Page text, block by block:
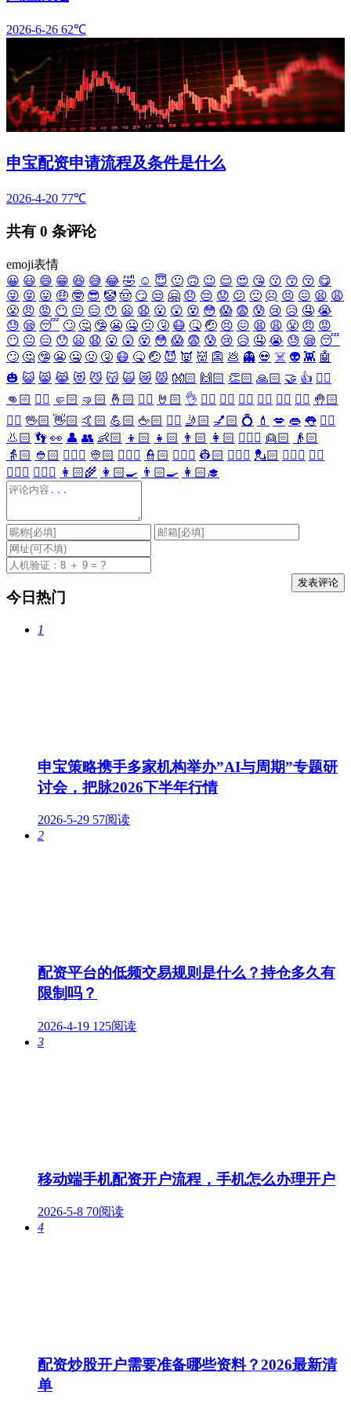
2026-6-26 62℃
申宝配资申请流程及条件是什么
2026-4-20 77℃
共有 0 条评论
emoji表情
😀 😃 😄 😁 😆 😅 😂 🤣 ☺️ 😇 🙂 🙃 😉 😌 😍 😘 😗 😙 😚 😋
😜 😝 😛 🤑 🤓 😎 🤡 🤠 😏 😒 🤗 😞 😔 😟 😕 🙁 ☹️ 😣 😖 😫 😩
😤 😠 😡 😶 😐 😑 😯 😦 😧 😮 😲 😵 😳 😱 😨 😰 😢 😥 🤤 😭
😓 😪 😴 🙄 🤔 🤥 😬 🤐 🤢 🤧 😷 🤒 🤕 😣 😖 😫 😩 😤 😠 😡
😶 😐 😑 😯 😦 😧 😮 😲 😵 😳 😱 😨 😰 😢 😥 🤤 😭 😓 😪 😴
🙄 🤔 🤥 😬 🤐 🤢 🤧 😷 🤒 🤕 😈 👿 👹 👺 💩 👻 💀 ☠️ 👽 👾 🤖
🎃 😺 😸 😹 😻 😼 😽 🙀 😿 😾 👐🏻 🙌🏻 👏🏻 🙏🏻 🤝 👍 👎🏻
👊🏻 ✊🏻 🤛🏻 🤜🏻 🤞🏻 ✌🏻 🤘🏻 👌 👈🏻 👉🏻 👆🏻 👇🏻 ☝🏻 ✋🏻 🤚🏻
🖐🏻 🖖🏻 👋🏻 🤙🏻 💪🏻 🖕🏻 ✍🏻 🤳🏻 💅🏻 💍 💄 💋 👄 👅 👂🏻
👃🏻 👣 👀 👤 👥 👶🏻 👦🏻 👧🏻 👨🏻 👩🏻 👱🏻‍♀️ 👱🏻
👴🏻
👵🏻 👲🏻 👳🏻‍♀️ 👳🏻 👮🏻‍♀️ 👮🏻 👷🏻‍♀️ 👷🏻 💂🏻‍♀️ 💂🏻 🕵🏻‍♀️ 🕵🏻
👩🏻‍⚕️ 👨🏻‍⚕️ 👩🏻‍🌾 👩🏻‍🍳 👨🏻‍🍳 👩🏻‍🎓
今日热门
1
申宝策略携手多家机构举办”AI与周期”专题研
讨会，把脉2026下半年行情
2026-5-29 57阅读
2
配资平台的低频交易规则是什么？持仓多久有
限制吗？
2026-4-19 125阅读
3
移动端手机配资开户流程，手机怎么办理开户
2026-5-8 70阅读
4
配资炒股开户需要准备哪些资料？2026最新清
单